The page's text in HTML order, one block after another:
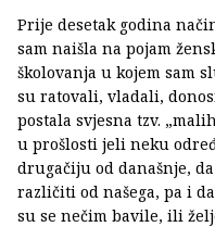
Prije desetak godina
sam naišla na pojam
školovanja u kojem sam
su ratovali, vladali,
postala svjesna tzv.
u prošlosti jeli neku
drugačiju od današnje,
različiti od našega, pa i
su se nečim bavile, ili